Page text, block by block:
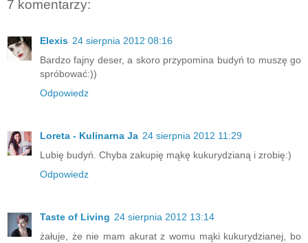
7 komentarzy:
Elexis 24 sierpnia 2012 08:16
Bardzo fajny deser, a skoro przypomina budyń to muszę go
spróbować:))
Odpowiedz
Loreta - Kulinarna Ja 24 sierpnia 2012 11:29
Lubię budyń. Chyba zakupię mąkę kukurydzianą i zrobię:)
Odpowiedz
Taste of Living 24 sierpnia 2012 13:14
żałuje, że nie mam akurat z womu mąki kukurydzianej, bo